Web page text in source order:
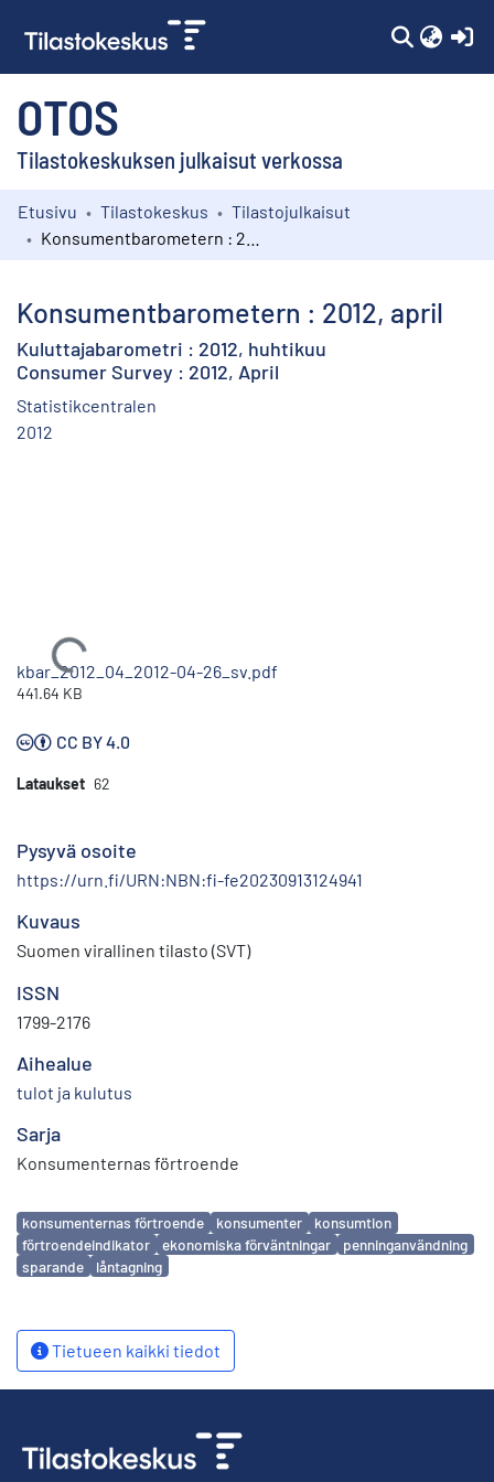
OTOS
Tilastokeskuksen julkaisut verkossa
Kokoelmat
Etusivu Tilastokeskus
Tilastojulkaisut
Konsumentbarometern : 2012, april
Kuluttajabarometri : 2012, huhtikuu
Consumer Survey : 2012, April
Statistikcentralen
2012
Ladataan...
kbar_2012_04_2012-04-26_sv.pdf
441.64 KB
CC BY 4.0
Lataukset 62
Pysyvä osoite
https://urn.fi/URN:NBN:fi-fe20230913124941
Kuvaus
Suomen virallinen tilasto (SVT)
ISSN
1799-2176
Aihealue
tulot ja kulutus
Sarja
Konsumenternas förtroende
Avainsanat
konsumenternas förtroende konsumenter
konsumtion
förtroendeindikator
ekonomiska förväntningar
penninganvändning
sparande
låntagning
Tietueen kaikki tiedot